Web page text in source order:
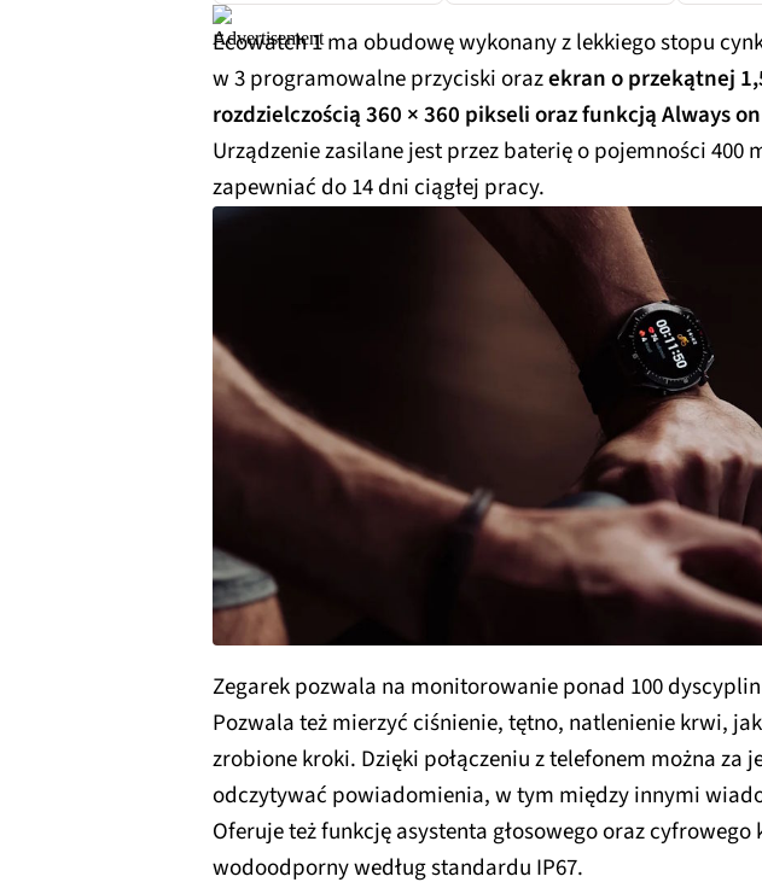
Ecowatch 1 ma obudowę wykonany z lekkiego stopu
w 3 programowalne przyciski orazekran o przekątnej
rozdzielczością 360 × 360 pikseli oraz funkcją Always
Urządzenie zasilane jest przez baterię o pojemności 400
zapewniać do 14 dni ciągłej pracy.
Zegarek pozwala na monitorowanie ponad 100
Pozwala też mierzyć ciśnienie, tętno, natlenienie krwi,
zrobione kroki. Dzięki połączeniu z telefonem można za
odczytywać powiadomienia, w tym między innymi
Oferuje też funkcję asystenta głosowego oraz cyfrowego
wodoodporny według standardu IP67.